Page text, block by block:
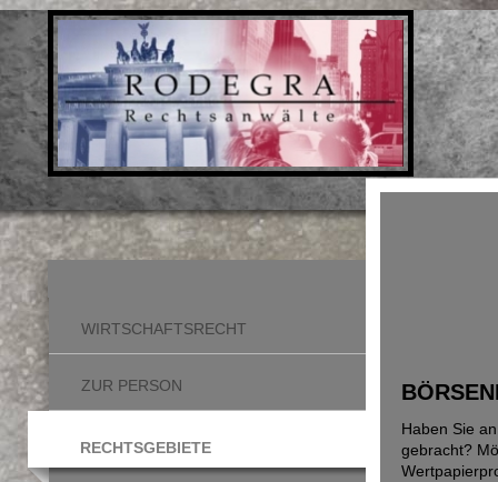
Haben Sie
gebracht?
WIRTSCHAFTSRECHT
ZUR PERSON
RECHTSGEBIETE